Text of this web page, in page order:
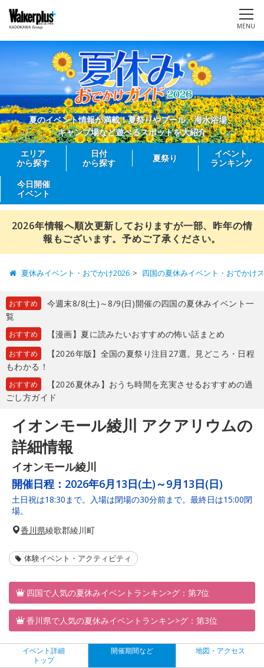
MENU
夏のイベント情報が満載！夏祭りやプール、海水浴場、
キャンプ場など遊べるスポットを大紹介
エリア
から探す
日付
から探す
夏祭り
イベント
ランキング
今日開催
イベント
2026年情報へ順次更新しておりますが一部、昨年の情
報もございます。予めご了承ください。
夏休みイベント・おでかけ2026 四国の夏休みイベント・おでかけ
おすすめ
今週末8/8(土)～8/9(日)開催の四国の夏休みイベント一
覧
おすすめ 【漫画】夏に読みたいおすすめの怖い話まとめ
おすすめ
【2026年版】全国の夏祭り注目27選。見どころ・日程
もわかる！
おすすめ
【2026夏休み】おうち時間を充実させるおすすめの過
ごし方ガイド
イオンモール綾川 アクアリウムの
詳細情報
イオンモール綾川
開催日程： 2026年6月13日(土)～9月13日(日)
土日祝は18:30まで。入場は閉場の30分前まで。最終日は15:00閉
場。
香川県綾歌郡綾川町
体験イベント・アクティビティ
四国で人気の夏休みイベントランキン>グ：第7位
香川県で人気の夏休みイベントランキン>グ：第3位
イベント詳細
トップ
開催期間など 地図・アクセス